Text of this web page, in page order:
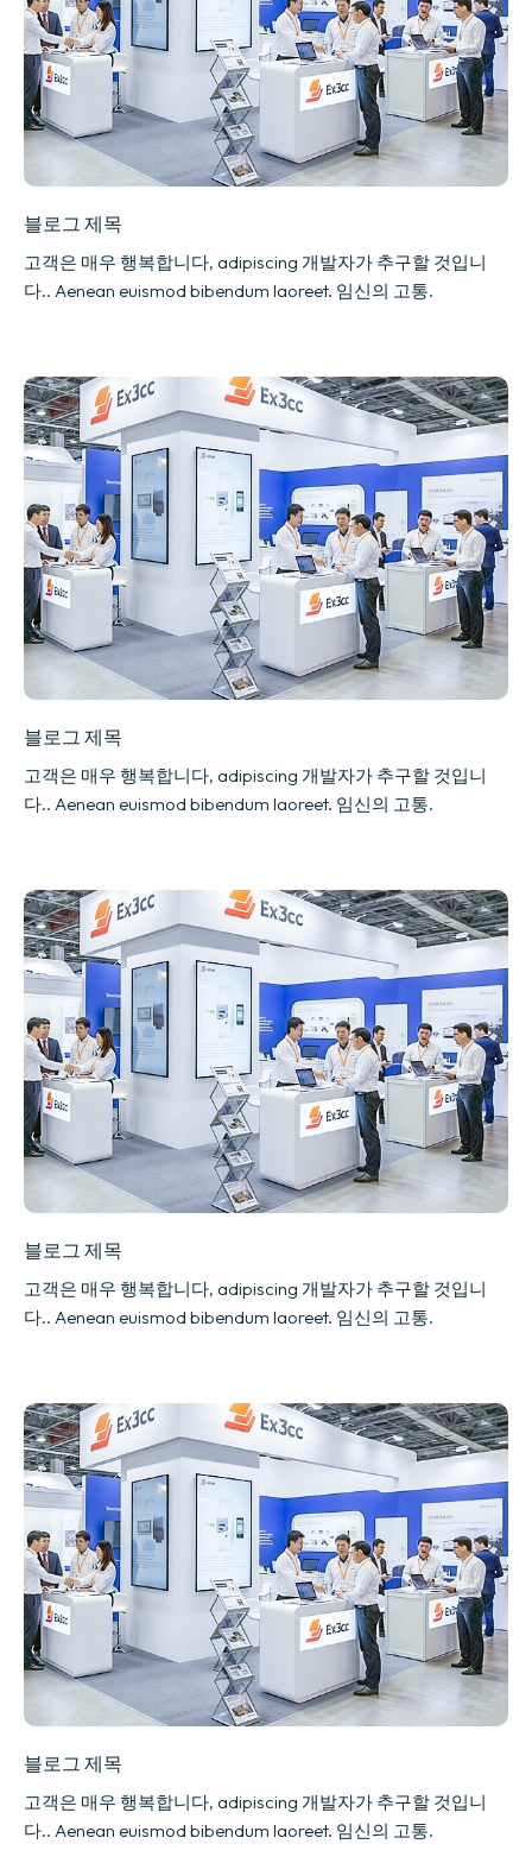
블로그 제목
고객은 매우 행복합니다, adipiscing 개발자가 추구할 것입니
다.. Aenean euismod bibendum laoreet. 임신의 고통.
블로그 제목
고객은 매우 행복합니다, adipiscing 개발자가 추구할 것입니
다.. Aenean euismod bibendum laoreet. 임신의 고통.
블로그 제목
고객은 매우 행복합니다, adipiscing 개발자가 추구할 것입니
다.. Aenean euismod bibendum laoreet. 임신의 고통.
블로그 제목
고객은 매우 행복합니다, adipiscing 개발자가 추구할 것입니
다.. Aenean euismod bibendum laoreet. 임신의 고통.